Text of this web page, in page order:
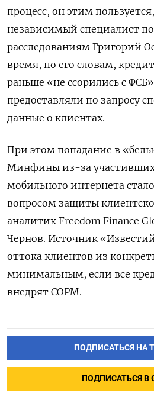
процесс, он этим
независимый специалист
расследованиям Григорий
время, по его словам,
раньше «не ссорились с
предоставляли по запросу
данные о клиентах.
При этом попадание в
Минфины из-за
мобильного интернета
вопросом защиты
аналитик Freedom Finance
Чернов. Источник
оттока клиентов из
минимальным, если все
внедрят СОРМ.
ПОДПИСАТЬСЯ НА
ПОДПИСАТЬСЯ В